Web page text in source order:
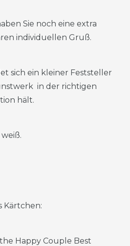
Sie noch eine extra
individuellen Gruß.
sich ein kleiner Feststeller
in der richtigen
hält.
Kärtchen:
Happy Couple Best